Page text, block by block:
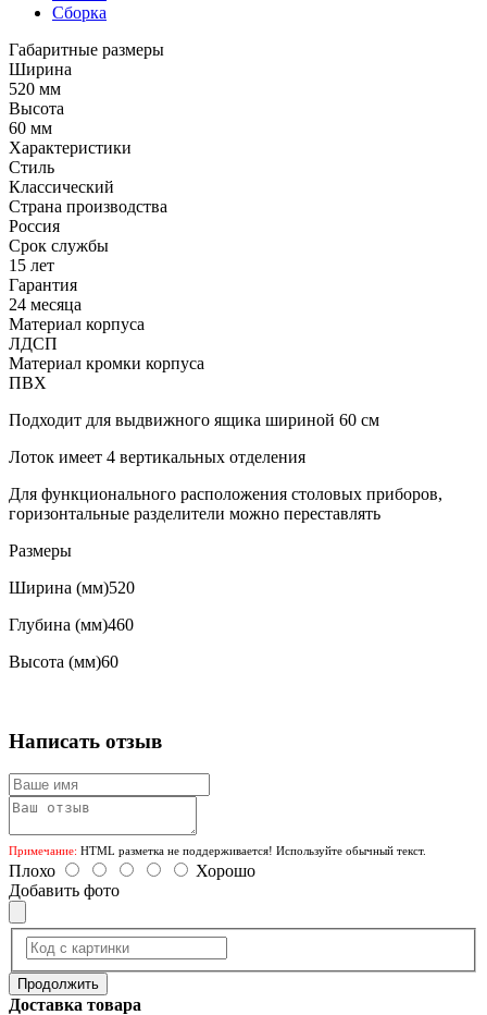
Сборка
Габаритные размеры
Ширина
520 мм
Высота
60 мм
Характеристики
Стиль
Классический
Страна производства
Россия
Срок службы
15 лет
Гарантия
24 месяца
Материал корпуса
ЛДСП
Материал кромки корпуса
ПВХ
Подходит для выдвижного ящика шириной 60 см
Лоток имеет 4 вертикальных отделения
Для функционального расположения столовых приборов,
горизонтальные разделители можно переставлять
Размеры
Ширина (мм)520
Глубина (мм)460
Высота (мм)60
Написать отзыв
Примечание: HTML разметка не поддерживается! Используйте обычный текст.
Плохо
Хорошо
Добавить фото
Продолжить
Доставка товара